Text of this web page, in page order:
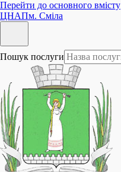
Перейти до основного вмісту
ЦНАПм. Сміла
Пошук послуги